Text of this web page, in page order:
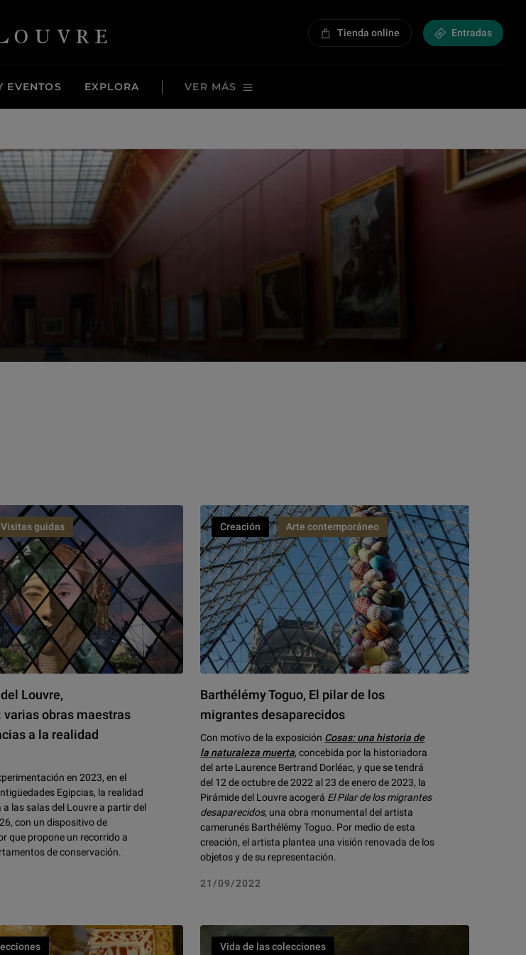
- Back to Home Tienda online Entradas
EVENTOS EXPLORA VER MÁS
Louvre,
varias obras maestras
a la realidad
en 2023, en el
Egipcias, la realidad
las salas del Louvre a partir del
con un dispositivo de
que propone un recorrido a
de conservación.
Visitas guidas
Barthélémy Toguo, El pilar de los
migrantes desaparecidos
Con motivo de la exposición Cosas: una historia de
la naturaleza muerta, concebida por la historiadora
del arte Laurence Bertrand Dorléac, y que se tendrá
del 12 de octubre de 2022 al 23 de enero de 2023, la
Pirámide del Louvre acogerá El Pilar de los migrantes
desaparecidos, una obra monumental del artista
camerunés Barthélémy Toguo. Por medio de esta
creación, el artista plantea una visión renovada de los
objetos y de su representación.
21/09/2022
Creación Arte contemporáneo
Vida de las colecciones